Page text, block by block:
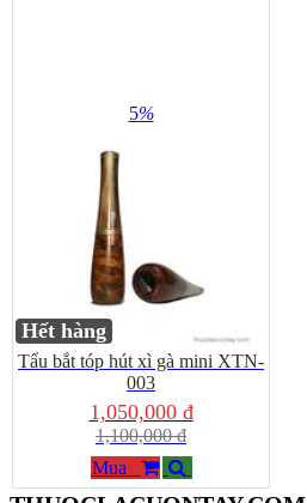
5%
Hết hàng
Tẩu bắt tóp hút xì gà mini XTN-
003
1,050,000 đ
1,100,000 đ
Mua